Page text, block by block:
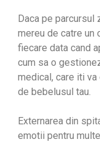
Daca pe
mereu de catre un
fiecare data cand
cum sa o
medical, care iti
de bebelusul tau.
Externarea din
emotii pentru